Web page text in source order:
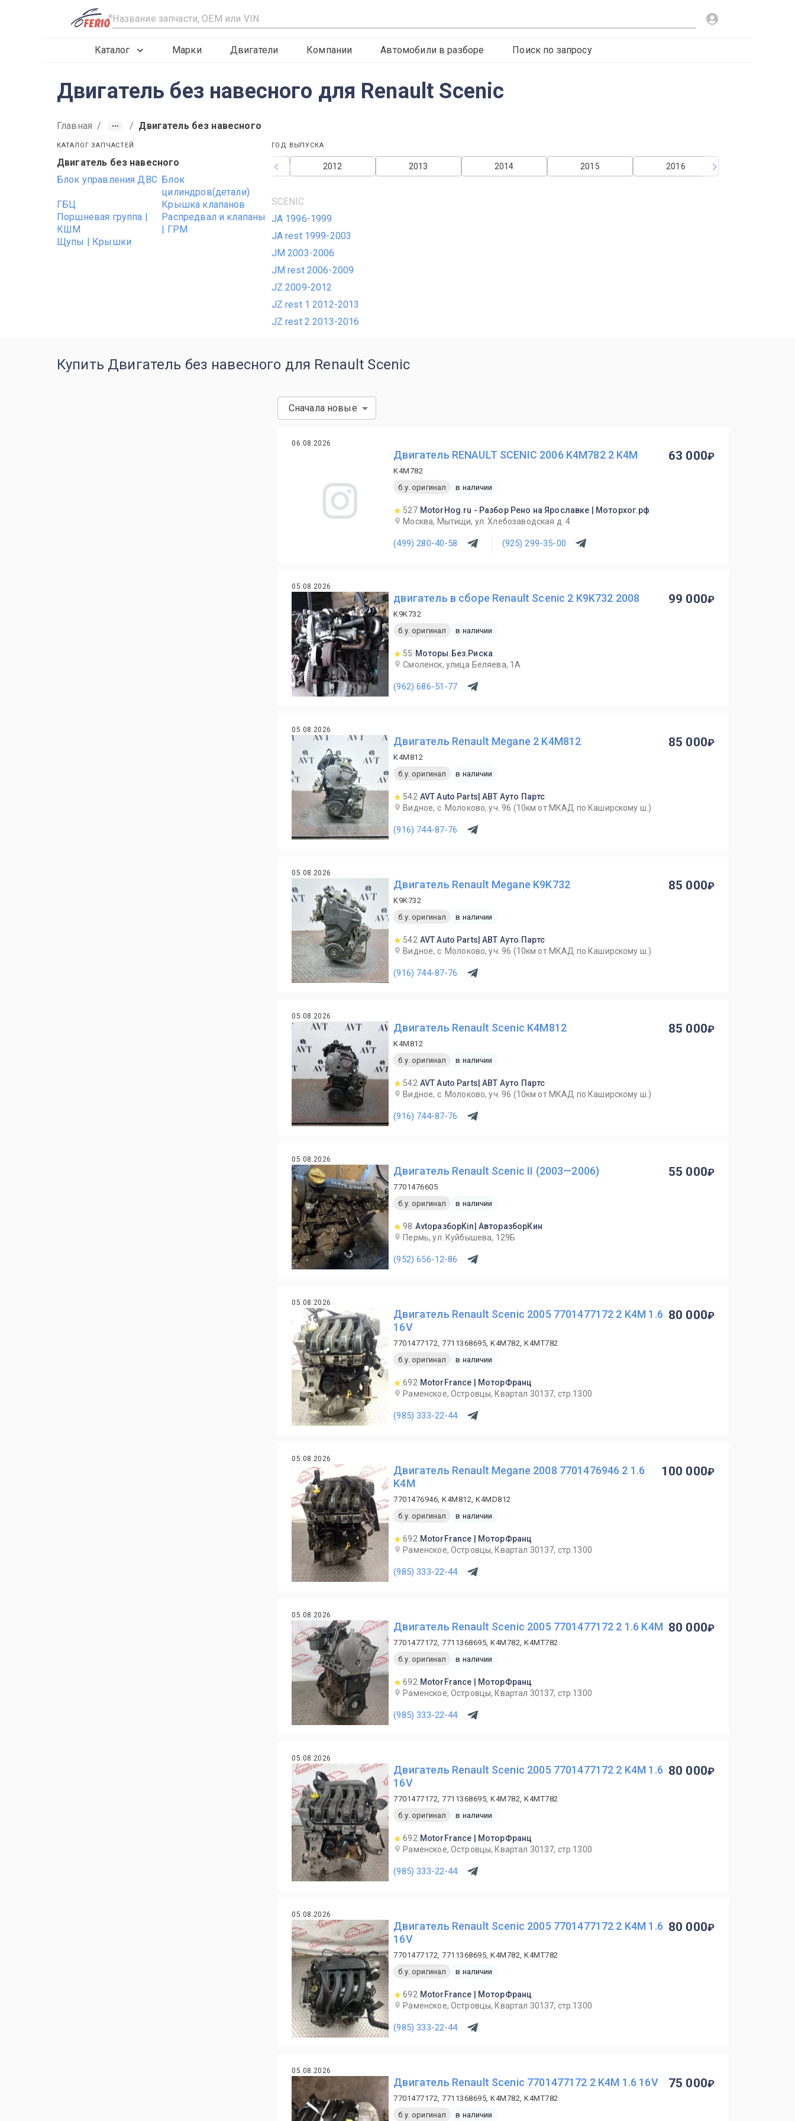
R
Каталог Марки Двигатели Компании Автомобили в разборе Поиск по запросу
Двигатель без навесного для Renault Scenic
Главная / / Двигатель без навесного
КАТАЛОГ ЗАПЧАСТЕЙ
Двигатель без навесного
Блок управления ДВС Блок
цилиндров(детали)
ГБЦ
Крышка клапанов
Поршневая группа |
КШМ
Распредвал и клапаны
| ГРМ
Щупы | Крышки
ГОД ВЫПУСКА
2016
2015
2014
2013
2012
2010
2009
SCENIC
JA 1996-1999
JA rest 1999-2003
JM 2003-2006
JM rest 2006-2009
JZ 2009-2012
JZ rest 1 2012-2013
JZ rest 2 2013-2016
Купить Двигатель без навесного для Renault Scenic
Сначала новые
06.08.2026
Двигатель RENAULT SCENIC 2006 K4M782 2 K4M
K4M782
б.у. оригинал
в наличии
527 MotorHog.ru - Разбор Рено на Ярославке | Моторхог.рф
Москва, Мытищи, ул. Хлебозаводская д. 4
(499) 280-40-58 (925) 299-35-00
63 000
05.08.2026
двигатель в сборе Renault Scenic 2 K9K732 2008
K9K732
б.у. оригинал
в наличии
55 Моторы.Без.Риска
Смоленск, улица Беляева, 1А
(962) 686-51-77
99 000
05.08.2026
Двигатель Renault Megane 2 K4M812
K4M812
б.у. оригинал
в наличии
542 AVT Auto Parts| АВТ Ауто Партс
Видное, с. Молоково, уч. 96 (10км от МКАД по Каширскому ш.)
(916) 744-87-76
85 000
05.08.2026
Двигатель Renault Megane K9K732
K9K732
б.у. оригинал
в наличии
542 AVT Auto Parts| АВТ Ауто Партс
Видное, с. Молоково, уч. 96 (10км от МКАД по Каширскому ш.)
(916) 744-87-76
85 000
05.08.2026
Двигатель Renault Scenic K4M812
K4M812
б.у. оригинал
в наличии
542 AVT Auto Parts| АВТ Ауто Партс
Видное, с. Молоково, уч. 96 (10км от МКАД по Каширскому ш.)
(916) 744-87-76
85 000
05.08.2026
Двигатель Renault Scenic II (2003—2006)
7701476605
б.у. оригинал
в наличии
98 AvtoразборKin| АвторазборКин
Пермь, ул. Куйбышева, 129Б
(952) 656-12-86
55 000
05.08.2026
Двигатель Renault Scenic 2005 7701477172 2 K4M 1.6
16V
7701477172, 7711368695, K4M782, K4MT782
б.у. оригинал
в наличии
692 MotorFrance | МоторФранц
Раменское, Островцы, Квартал 30137, стр.1300
(985) 333-22-44
80 000
05.08.2026
Двигатель Renault Megane 2008 7701476946 2 1.6
K4M
7701476946, K4M812, K4MD812
б.у. оригинал
в наличии
692 MotorFrance | МоторФранц
Раменское, Островцы, Квартал 30137, стр.1300
(985) 333-22-44
100 000
05.08.2026
Двигатель Renault Scenic 2005 7701477172 2 1.6 K4M
7701477172, 7711368695, K4M782, K4MT782
б.у. оригинал
в наличии
692 MotorFrance | МоторФранц
Раменское, Островцы, Квартал 30137, стр.1300
(985) 333-22-44
80 000
05.08.2026
Двигатель Renault Scenic 2005 7701477172 2 K4M 1.6
16V
7701477172, 7711368695, K4M782, K4MT782
б.у. оригинал
в наличии
692 MotorFrance | МоторФранц
Раменское, Островцы, Квартал 30137, стр.1300
(985) 333-22-44
80 000
05.08.2026
Двигатель Renault Scenic 2005 7701477172 2 K4M 1.6
16V
7701477172, 7711368695, K4M782, K4MT782
б.у. оригинал
в наличии
692 MotorFrance | МоторФранц
Раменское, Островцы, Квартал 30137, стр.1300
(985) 333-22-44
80 000
05.08.2026
Двигатель Renault Scenic 7701477172 2 K4M 1.6 16V
7701477172, 7711368695, K4M782, K4MT782
б.у. оригинал
в наличии
75 000